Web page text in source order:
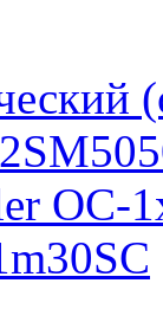
OC-